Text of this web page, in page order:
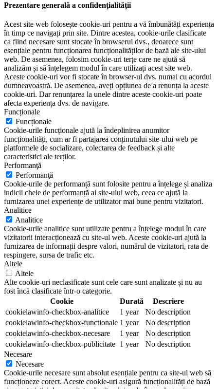
Prezentare generală a confidențialității
Acest site web folosește cookie-uri pentru a vă îmbunătăți experiența
în timp ce navigați prin site. Dintre acestea, cookie-urile clasificate
ca fiind necesare sunt stocate în browserul dvs., deoarece sunt
esențiale pentru funcționarea funcționalităților de bază ale site-ului
web. De asemenea, folosim cookie-uri terțe care ne ajută să
analizăm și să înțelegem modul în care utilizați acest site web.
Aceste cookie-uri vor fi stocate în browser-ul dvs. numai cu acordul
dumneavoastră. De asemenea, aveți opțiunea de a renunța la aceste
cookie-uri. Dar renunțarea la unele dintre aceste cookie-uri poate
afecta experiența dvs. de navigare.
Funcționale
Funcționale
Cookie-urile funcționale ajută la îndeplinirea anumitor
funcționalități, cum ar fi partajarea conținutului site-ului web pe
platformele de socializare, colectarea de feedback și alte
caracteristici ale terților.
Performanţă
Performanţă
Cookie-urile de performanță sunt folosite pentru a înțelege și analiza
indicii cheie de performanță ai site-ului web, ceea ce ajută la
furnizarea unei experiențe de utilizator mai bune pentru vizitatori.
Analitice
Analitice
Cookie-urile analitice sunt utilizate pentru a înțelege modul în care
vizitatorii interacționează cu site-ul web. Aceste cookie-uri ajută la
furnizarea de informații despre valori, numărul de vizitatori, rata de
respingere, sursa de trafic etc.
Altele
Altele
Alte cookie-uri neclasificate sunt cele care sunt analizate și nu au
fost încă clasificate într-o categorie.
Cookie
Durată
Descriere
cookielawinfo-checkbox-analitice
1 year
No description
cookielawinfo-checkbox-functionale 1 year
No description
cookielawinfo-checkbox-necesare
1 year
No description
cookielawinfo-checkbox-publicitate 1 year
No description
Necesare
Necesare
Cookie-urile necesare sunt absolut esențiale pentru ca site-ul web să
funcționeze corect. Aceste cookie-uri asigură funcționalități de bază